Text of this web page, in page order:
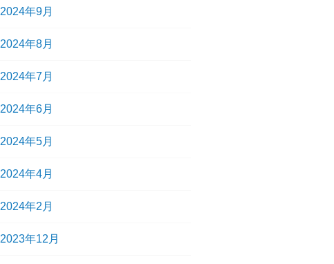
2024年9月
2024年8月
2024年7月
2024年6月
2024年5月
2024年4月
2024年2月
2023年12月